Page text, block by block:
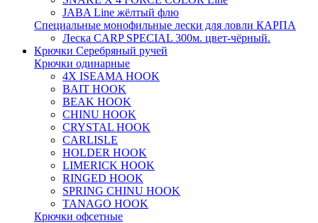
JABA Line жёлтый флю
Специальные монофильные лески для ловли КАРПА
Леска CARP SPECIAL 300м. цвет-чёрный.
Крючки Серебряный ручей
Крючки одинарные
4X ISEAMA HOOK
BAIT HOOK
BEAK HOOK
CHINU HOOK
CRYSTAL HOOK
CARLISLE
HOLDER HOOK
LIMERICK HOOK
RINGED HOOK
SPRING CHINU HOOK
TANAGO HOOK
Крючки офсетные